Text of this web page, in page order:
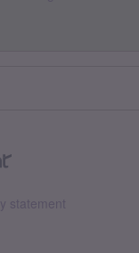
statement